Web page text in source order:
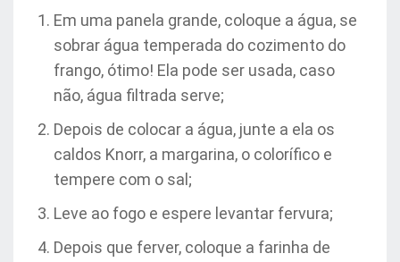
Em uma panela grande, coloque a água, se
sobrar água temperada do cozimento do
frango, ótimo! Ela pode ser usada, caso
não, água filtrada serve;
Depois de colocar a água, junte a ela os
caldos Knorr, a margarina, o colorífico e
tempere com o sal;
Leve ao fogo e espere levantar fervura;
Depois que ferver, coloque a farinha de